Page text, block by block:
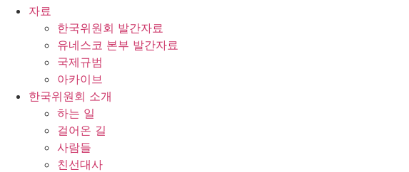
자료
한국위원회 발간자료
유네스코 본부 발간자료
국제규범
아카이브
한국위원회 소개
하는 일
걸어온 길
사람들
친선대사